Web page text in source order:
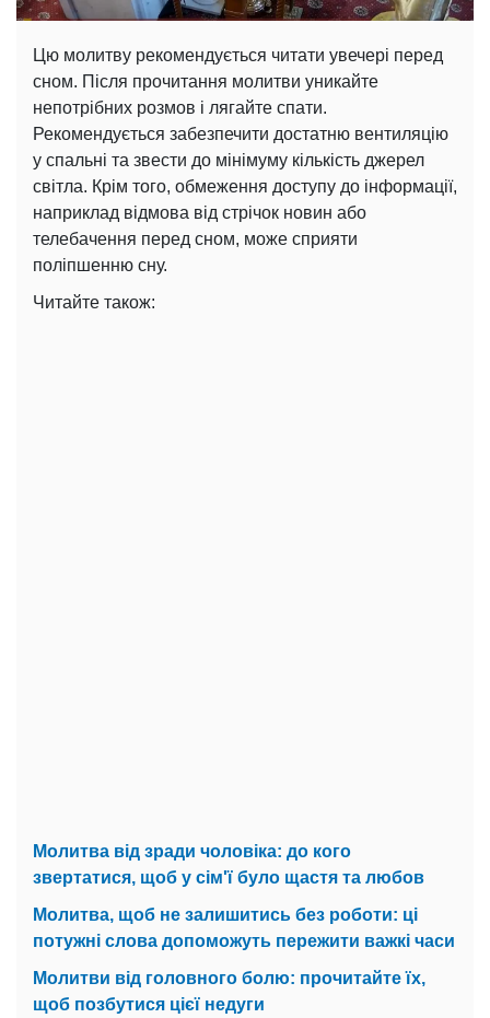
Цю молитву рекомендується читати увечері перед
сном. Після прочитання молитви уникайте
непотрібних розмов і лягайте спати.
Рекомендується забезпечити достатню вентиляцію
у спальні та звести до мінімуму кількість джерел
світла. Крім того, обмеження доступу до інформації,
наприклад відмова від стрічок новин або
телебачення перед сном, може сприяти
поліпшенню сну.
Читайте також:
Молитва від зради чоловіка: до кого
звертатися, щоб у сім'ї було щастя та любов
Молитва, щоб не залишитись без роботи: ці
потужні слова допоможуть пережити важкі часи
Молитви від головного болю: прочитайте їх,
щоб позбутися цієї недуги